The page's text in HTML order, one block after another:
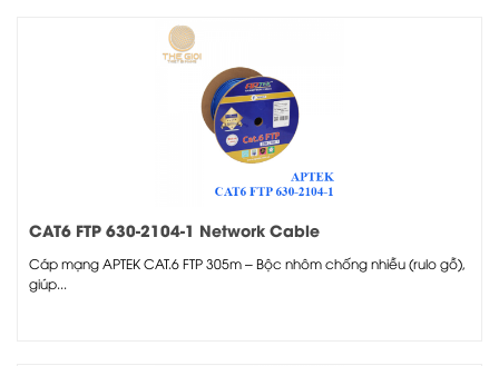
CAT6 FTP 630-2104-1 Network Cable
Cáp mạng APTEK CAT.6 FTP 305m – Bộc nhôm chống nhiễu (rulo gỗ),
giúp...